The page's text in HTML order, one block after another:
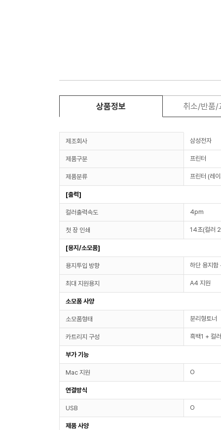
상품정보 취소/반품/
제조회사 삼성전자
제품구분 프린터
제품분류 프린터 (레
[출력]
컬러출력속도 4pm
첫 장 인쇄 14초(컬러
[용지/소모품]
용지투입 방향 하단 용지함
최대 지원용지 A4 지원
소모품 사양
소모품형태 분리형토너
카트리지 구성 흑백1 + 컬
부가 기능
Mac 지원 O
연결방식
USB O
제품 사양